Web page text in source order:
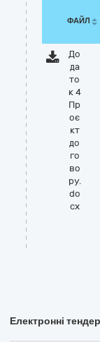
ФАЙЛ
До
да
то
к 4
Пр
оє
кт
до
го
во
ру.
do
cx
Електронні